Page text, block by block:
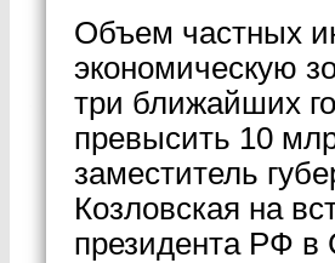
Объем частных
экономическую
три ближайших
превысить 10
заместитель
Козловская на
президента РФ